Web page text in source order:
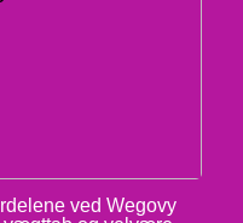
ved Wegovy